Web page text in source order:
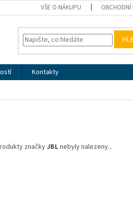
VŠE O NÁKUPU
Kontakty
značkyJBLnebyly nalezeny...